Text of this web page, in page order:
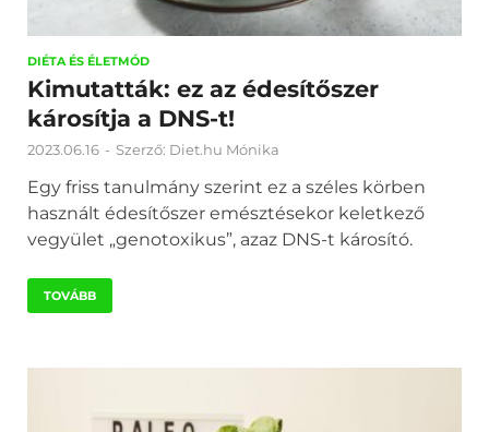
DIÉTA ÉS ÉLETMÓD
Kimutatták: ez az édesítőszer
károsítja a DNS-t!
2023.06.16 - Szerző: Diet.hu Mónika
Egy friss tanulmány szerint ez a széles körben
használt édesítőszer emésztésekor keletkező
vegyület „genotoxikus”, azaz DNS-t károsító.
TOVÁBB